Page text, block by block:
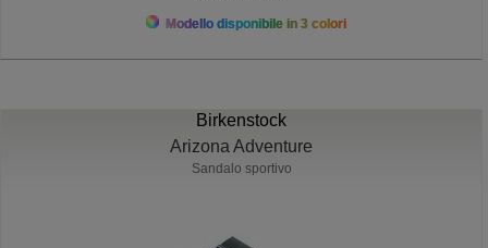
Modello disponibile in 3 colori
Birkenstock
Arizona Adventure
Sandalo sportivo